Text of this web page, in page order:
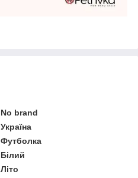
No brand
Україна
Футболка
Білий
Літо